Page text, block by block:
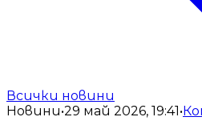
Всички новини
Новини•29 май 2026, 19:41•